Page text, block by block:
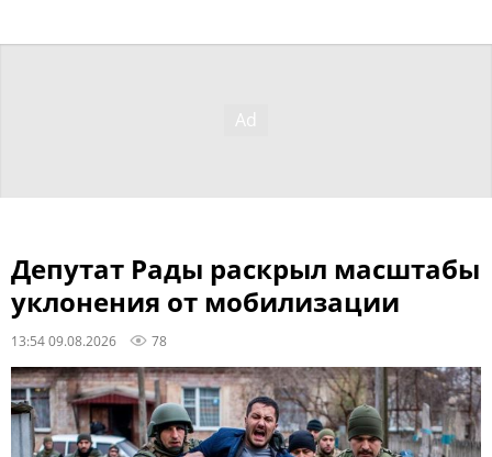
Депутат Рады раскрыл масштабы
уклонения от мобилизации
13:54 09.08.2026 78